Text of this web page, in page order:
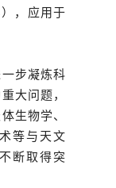
，应用于
步凝炼科
大问题，
生物学、
等与天文
断取得突